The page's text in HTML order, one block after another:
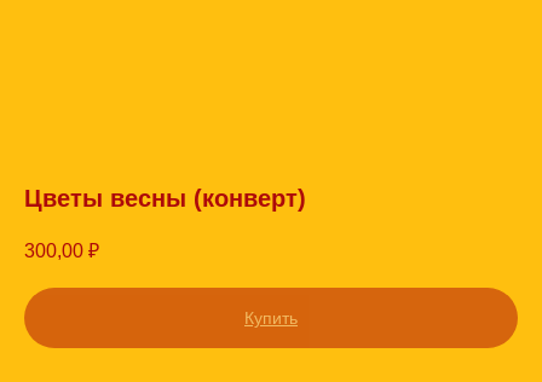
Цветы весны (конверт)
300,00 ₽
Купить